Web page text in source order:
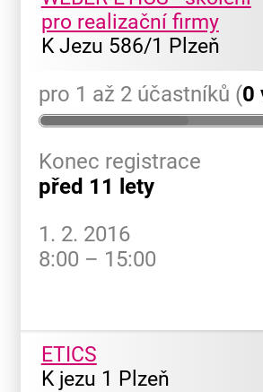
pro realizační firmy
K Jezu 586/1 Plzeň
pro 1 až 2 účastníků (0
Konec registrace
před 11 lety
1. 2. 2016
8:00 – 15:00
ETICS
K jezu 1 Plzeň